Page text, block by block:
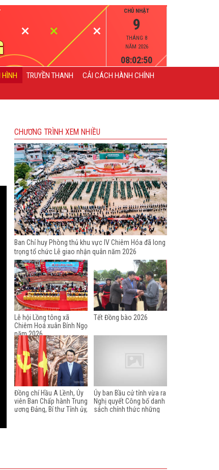
CHỦ NHẬT
9
THÁNG 8
NĂM 2026
08:02:51
HÌNH TRUYỀN THANH
CẢI CÁCH HÀNH CHÍNH
CHƯƠNG TRÌNH XEM NHIỀU
Ban Chỉ huy Phòng thủ khu vực IV Chiêm Hóa đã long
trọng tổ chức Lễ giao nhận quân năm 2026
Lễ hội Lồng tông xã
Chiêm Hoá xuân Bính Ngọ
năm 2026
Tết Đồng bào 2026
Đồng chí Hầu A Lềnh, Ủy
viên Ban Chấp hành Trung
ương Đảng, Bí thư Tỉnh ủy,
Ủy ban Bầu cử tỉnh vừa ra
Nghị quyết Công bố danh
sách chính thức những